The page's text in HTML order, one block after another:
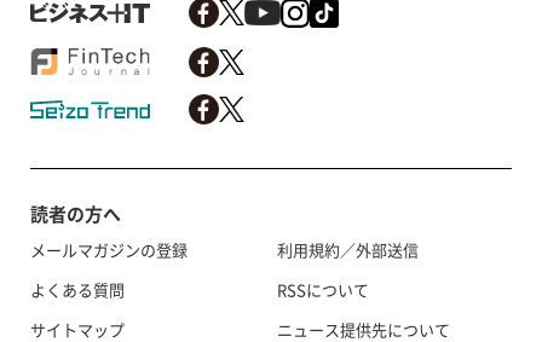
読者の方へ
メールマガジンの登録
よくある質問
サイトマップ
利用規約／外部送信
RSSについて
ニュース提供先について